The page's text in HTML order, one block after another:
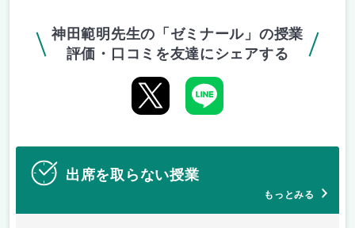
神田範明先生の「ゼミナール」の授業
評価・口コミを友達にシェアする
出席を取らない授業
もっとみる